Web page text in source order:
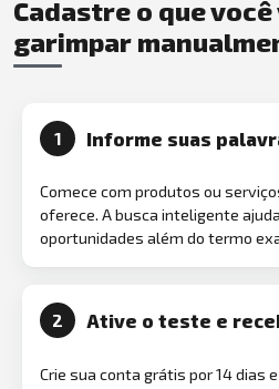
Cadastre o que
garimpar
1 Informe suas
Comece com produtos ou
oferece. A busca inteligente
oportunidades além do termo
2 Ative o teste e
Crie sua conta grátis por 14 dias